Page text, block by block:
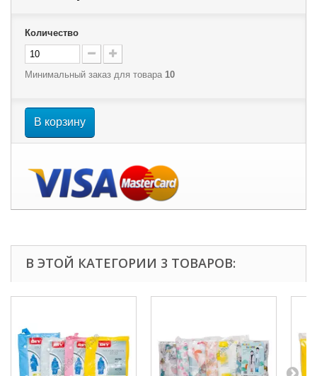
Количество
Минимальный заказ для товара 10
В корзину
В ЭТОЙ КАТЕГОРИИ 3 ТОВАРОВ: